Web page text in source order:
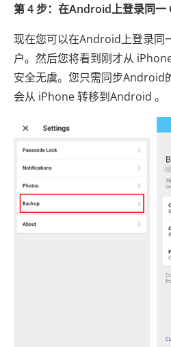
第 4 步：在Android上登录同一
现在您可以在Android上登录同
户。然后您将看到刚才从
安全无虞。您只需同步Android
会从 iPhone 转移到Android 。